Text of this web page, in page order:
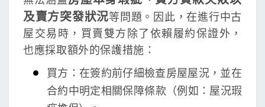
及賣方突發狀況等問題。因此，在進行中古
屋交易時，買賣雙方除了依賴履約保證外，
也應採取額外的保護措施：
買方：在簽約前仔細檢查房屋屋況，並在
合約中明定相關保障條款（例如：屋況瑕